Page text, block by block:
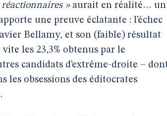
»aurait en réalité… un
une preuve éclatante : l’échec
Bellamy, et son (faible) résultat
les 23,3% obtenus par le
candidats d’extrême-droite –
les obsessions des éditocrates
.